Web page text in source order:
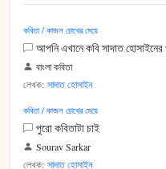
কবিতা / কাজল চোখের মেয়ে
আপনি এখানে কবি সাদাত
বাংলা কবিতা
লেখক: সাদাত হোসাইন
কবিতা / কাজল চোখের মেয়ে
পুরো কবিতাটা চাই
Sourav Sarkar
লেখক: সাদাত হোসাইন